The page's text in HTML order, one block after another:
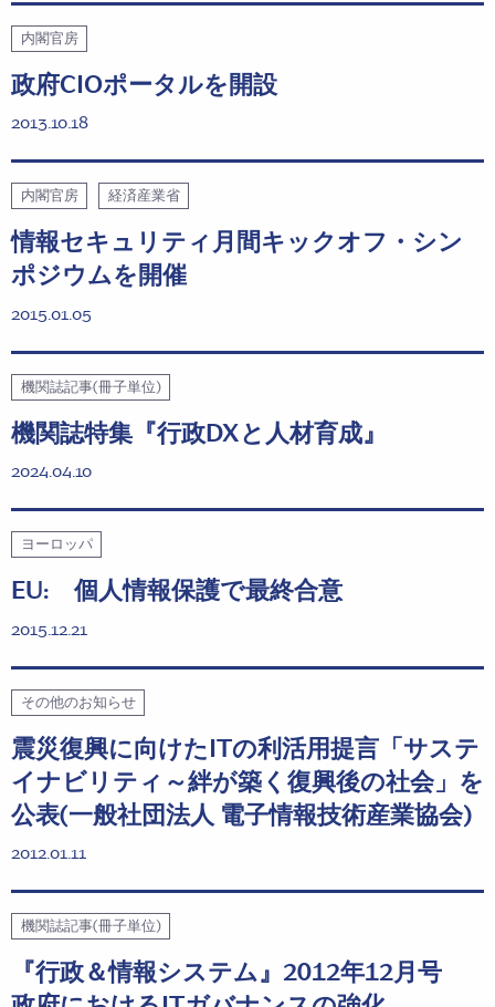
内閣官房
政府CIOポータルを開設
2013.10.18
内閣官房 経済産業省
情報セキュリティ月間キックオフ・シン
ポジウムを開催
2015.01.05
機関誌記事(冊子単位)
機関誌特集『行政DXと人材育成』
2024.04.10
ヨーロッパ
EU: 個人情報保護で最終合意
2015.12.21
その他のお知らせ
震災復興に向けたITの利活用提言「サステ
イナビリティ～絆が築く復興後の社会」を
公表(一般社団法人 電子情報技術産業協会)
2012.01.11
機関誌記事(冊子単位)
『行政＆情報システム』2012年12月号